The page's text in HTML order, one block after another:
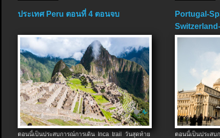
ประเทศ Peru ตอนที่ 4 ตอนจบ
ตอนนี้เป็นประสบการณ์การเดิน Inca trail วันสุดท้าย
Portugal-
ตอนนี้เป็นประส